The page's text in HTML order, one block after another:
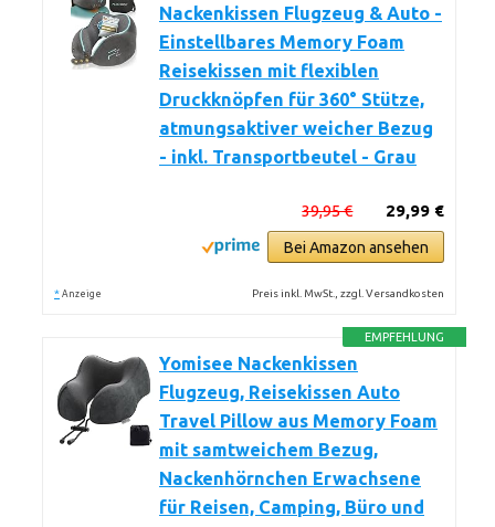
Nackenkissen Flugzeug & Auto -
Einstellbares Memory Foam
Reisekissen mit flexiblen
Druckknöpfen für 360° Stütze,
atmungsaktiver weicher Bezug
- inkl. Transportbeutel - Grau
29,99 €
39,95 €
Bei Amazon ansehen
* Anzeige Preis inkl. MwSt., zzgl. Versandkosten
EMPFEHLUNG
Yomisee Nackenkissen
Flugzeug, Reisekissen Auto
Travel Pillow aus Memory Foam
mit samtweichem Bezug,
Nackenhörnchen Erwachsene
für Reisen, Camping, Büro und